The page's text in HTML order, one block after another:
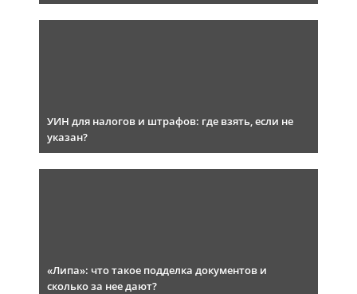
УИН для налогов и штрафов: где взять, если не
указан?
«Липа»: что такое подделка документов и
сколько за нее дают?